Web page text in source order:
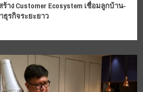
สร้าง Customer Ecosystem เชื่อมลูกบ้าน-
รกิจระยะยาว